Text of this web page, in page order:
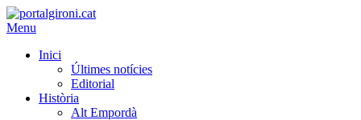
Menu
Inici
Últimes notícies
Editorial
Història
Alt Empordà